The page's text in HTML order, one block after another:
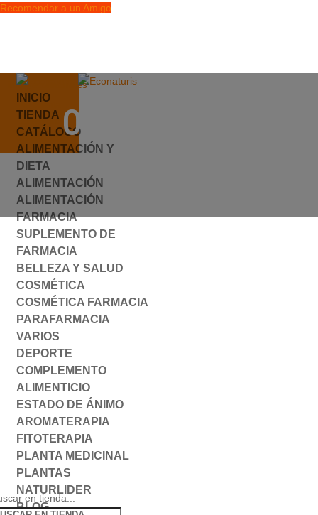
Recomendar a un Amigo
info@econaturis.es
Mi cuenta
Checkout
0 elementos
INICIO
TIENDA
CATÁLOGO
ALIMENTACIÓN Y
DIETA
ALIMENTACIÓN
ALIMENTACIÓN
FARMACIA
SUPLEMENTO DE
FARMACIA
BELLEZA Y SALUD
COSMÉTICA
COSMÉTICA FARMACIA
PARAFARMACIA
VARIOS
DEPORTE
COMPLEMENTO
ALIMENTICIO
ESTADO DE ÁNIMO
AROMATERAPIA
FITOTERAPIA
PLANTA MEDICINAL
PLANTAS
NATURLIDER
BLOG
en tienda...
049641.JPG